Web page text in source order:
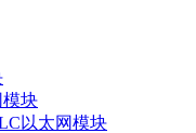
模块
以太网模块